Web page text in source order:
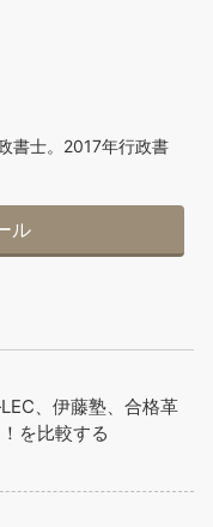
書士。2017年行政書
ル
、伊藤塾、合格革
を比較する